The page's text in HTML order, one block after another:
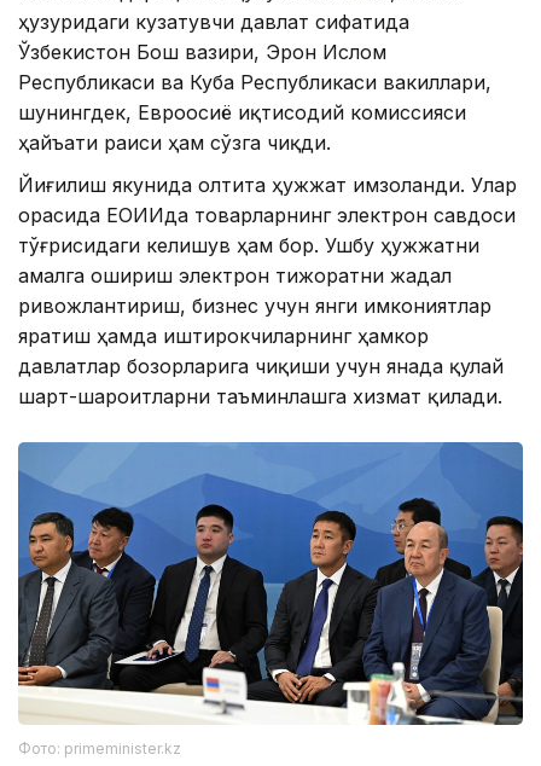
ҳузуридаги кузатувчи давлат сифатида
Ўзбекистон Бош вазири, Эрон Ислом
Республикаси ва Куба Республикаси вакиллари,
шунингдек, Евроосиё иқтисодий комиссияси
ҳайъати раиси ҳам сўзга чиқди.
Йиғилиш якунида олтита ҳужжат имзоланди. Улар
орасида ЕОИИда товарларнинг электрон савдоси
тўғрисидаги келишув ҳам бор. Ушбу ҳужжатни
амалга ошириш электрон тижоратни жадал
ривожлантириш, бизнес учун янги имкониятлар
яратиш ҳамда иштирокчиларнинг ҳамкор
давлатлар бозорларига чиқиши учун янада қулай
шарт-шароитларни таъминлашга хизмат қилади.
Фото: primeminister.kz